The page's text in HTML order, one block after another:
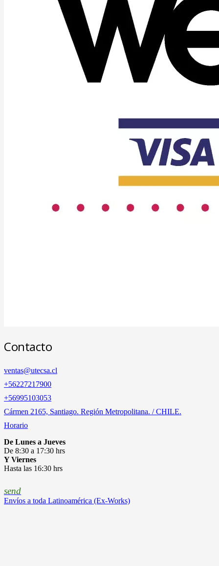
Contacto
ventas@utecsa.cl
+56227217900
‎+56995103053
Cármen 2165, Santiago. Región Metropolitana. / CHILE.
Horario
De Lunes a Jueves
De 8:30 a 17:30 hrs
Y Viernes
Hasta las 16:30 hrs
send
Envíos a toda Latinoamérica (Ex-Works)